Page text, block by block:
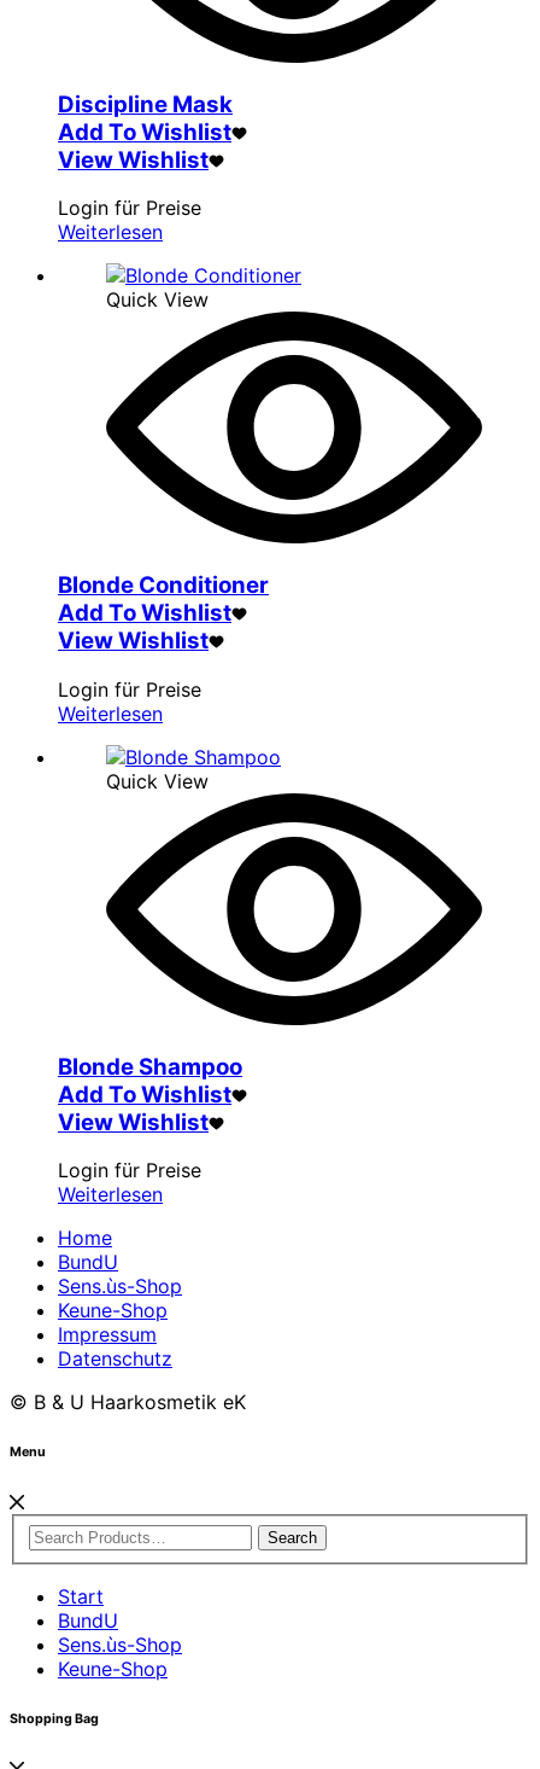
Discipline Mask
Add To Wishlist
View Wishlist
Login für Preise
Weiterlesen
Quick View
Blonde Conditioner
Add To Wishlist
View Wishlist
Login für Preise
Weiterlesen
Quick View
Blonde Shampoo
Add To Wishlist
View Wishlist
Login für Preise
Weiterlesen
Home
BundU
Sens.ùs-Shop
Keune-Shop
Impressum
Datenschutz
© B & U Haarkosmetik eK
Menu
Search
Start
BundU
Sens.ùs-Shop
Keune-Shop
Shopping Bag